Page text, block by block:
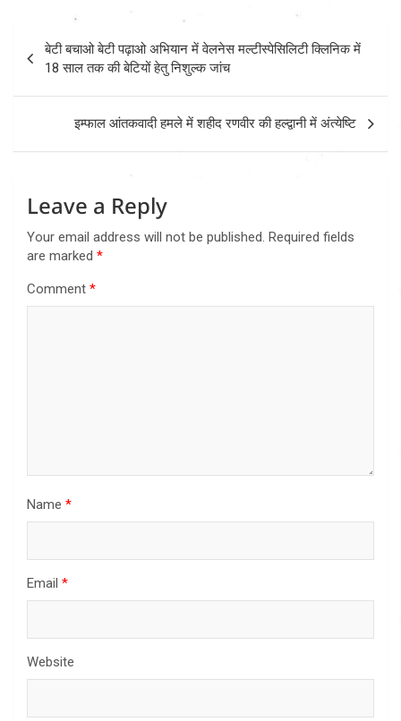
Post
navigation
बेटी बचाओ बेटी पढ़ाओ अभियान में वेलनेस मल्टीस्पेसिलिटी क्लिनिक में
18 साल तक की बेटियों हेतु निशुल्क जांच
इम्फाल आंतकवादी हमले में शहीद रणवीर की हल्द्वानी में अंत्येष्टि
Leave a Reply
Your email address will not be published. Required fields
are marked *
Comment *
Name *
Email *
Website